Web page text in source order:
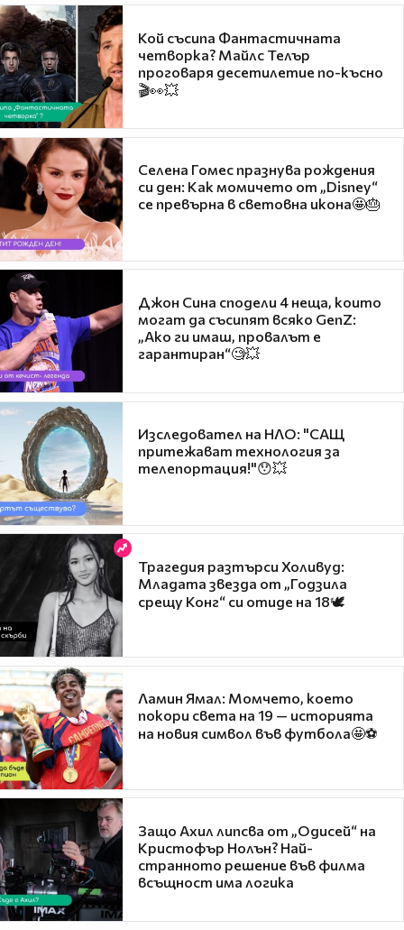
Кой съсипа Фантастичната
четворка? Майлс Телър
проговаря десетилетие по-късно
🎬👀💥
Селена Гомес празнува рождения
си ден: Как момичето от „Disney“
се превърна в световна икона🤩🎂
Джон Сина сподели 4 неща, които
могат да съсипят всяко GenZ:
„Ако ги имаш, провалът е
гарантиран“🧐💥
Изследовател на НЛО: "САЩ
притежават технология за
телепортация!"😯💥
Трагедия разтърси Холивуд:
Младата звезда от „Годзила
срещу Конг“ си отиде на 18🕊️
Ламин Ямал: Момчето, което
покори света на 19 — историята
на новия символ във футбола🤩⚽
Защо Ахил липсва от „Одисей“ на
Кристофър Нолън? Най-
странното решение във филма
всъщност има логика